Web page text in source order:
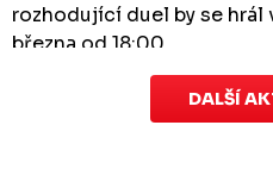
rozhodující duel by se hrál
března od 18:00.
Zápas dorostu je
DALŠÍ